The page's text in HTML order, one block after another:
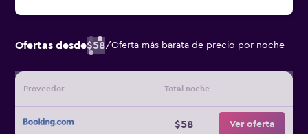
Ofertas desde$58/Oferta más barata de precio por noche
Proveedor Total noche
$58 Ver oferta